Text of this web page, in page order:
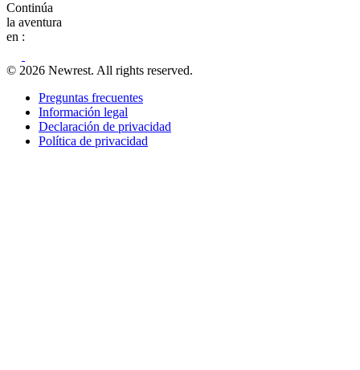
Continúa
la aventura
en :
© 2026 Newrest. All rights reserved.
Preguntas frecuentes
Información legal
Declaración de privacidad
Política de privacidad